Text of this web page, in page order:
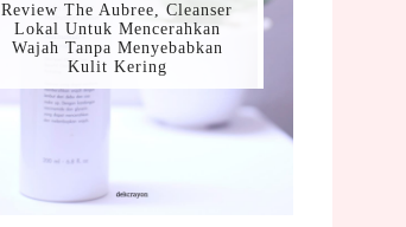
Review The Aubree, Cleanser
Lokal Untuk Mencerahkan
Wajah Tanpa Menyebabkan
Kulit Kering